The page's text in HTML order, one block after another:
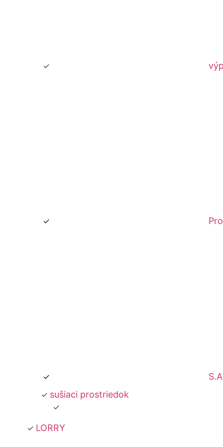
sušiaci prostriedok
LORRY